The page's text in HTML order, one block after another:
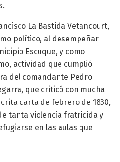
La Bastida Vetancourt,
político, al desempeñar
Escuque, y como
actividad que cumplió
del comandante Pedro
que criticó con mucha
carta de febrero de 1830,
tanta violencia fratricida y
en las aulas que